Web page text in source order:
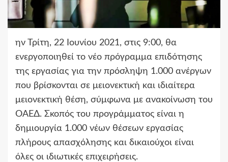
ην Τρίτη, 22 Ιουνίου 2021, στις 9:00, θα
ενεργοποιηθεί το νέο πρόγραμμα επιδότησης
της εργασίας για την πρόσληψη 1.000 ανέργων
που βρίσκονται σε μειονεκτική και ιδιαίτερα
μειονεκτική θέση, σύμφωνα με ανακοίνωση του
ΟΑΕΔ. Σκοπός του προγράμματος είναι η
δημιουργία 1.000 νέων θέσεων εργασίας
πλήρους απασχόλησης και δικαιούχοι είναι
όλες οι ιδιωτικές επιχειρήσεις.